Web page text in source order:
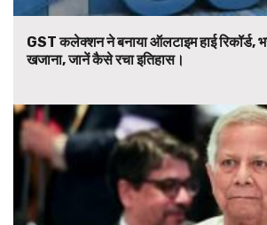
GST कलेक्शन ने बनाया ऑलटाइम हाई रिकॉर्ड,
खजाना, जानें कैसे रचा इतिहास।